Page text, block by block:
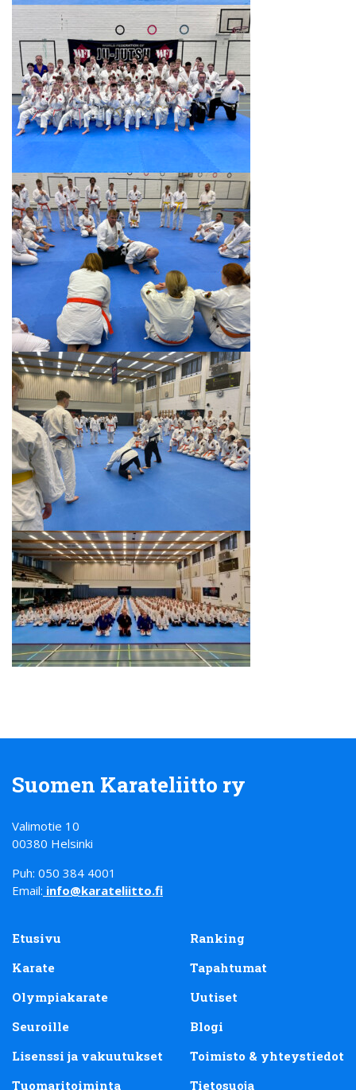
Suomen Karateliitto ry
Valimotie 10
00380 Helsinki
Puh: 050 384 4001
Email: info@karateliitto.fi
Etusivu
Karate
Olympiakarate
Seuroille
Lisenssi ja vakuutukset
Tuomaritoiminta
Ranking
Tapahtumat
Uutiset
Blogi
Toimisto & yhteystiedot
Tietosuoja